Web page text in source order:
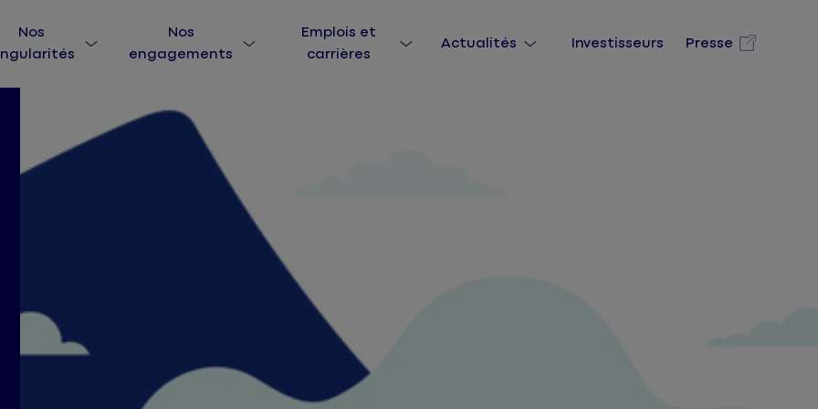
Nos
Nos
engagements
Emplois et
carrières
Actualités Investisseurs Presse